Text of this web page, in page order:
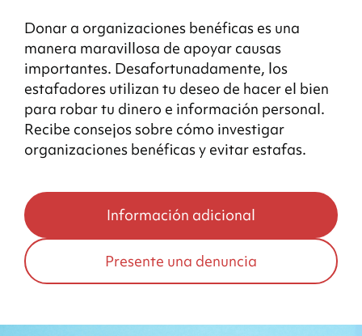
Donar a organizaciones benéficas es una
manera maravillosa de apoyar causas
importantes. Desafortunadamente, los
estafadores utilizan tu deseo de hacer el bien
para robar tu dinero e información personal.
Recibe consejos sobre cómo investigar
organizaciones benéficas y evitar estafas.
Información adicional
Presente una denuncia